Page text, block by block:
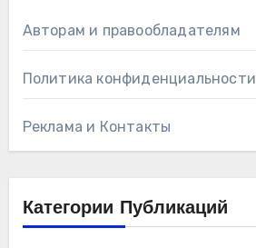
Авторам и правообладателям
Политика конфиденциальности
Реклама и Контакты
Категории Публикаций